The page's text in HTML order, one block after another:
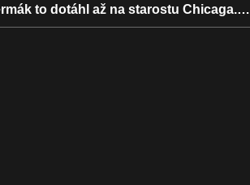
to dotáhl až na starostu Chicaga.…